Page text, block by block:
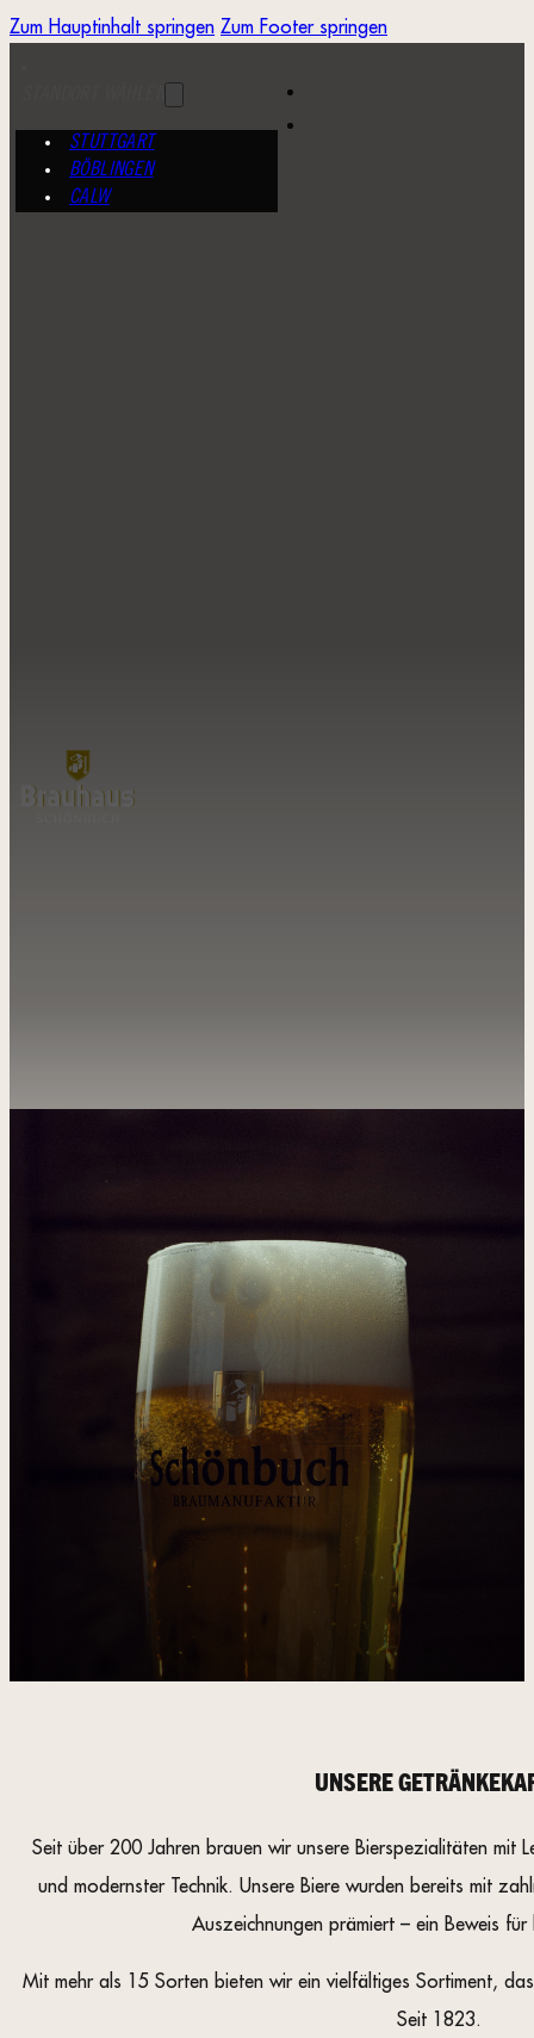
Zum Hauptinhalt springen Zum Footer springen
STUTTGART
BÖBLINGEN
CALW
UNSERE
Seit über 200 Jahren brauen wir unsere Bierspezialitäten mit
und modernster Technik. Unsere Biere wurden bereits mit
Auszeichnungen prämiert – ein Beweis
Mit mehr als 15 Sorten bieten wir ein vielfältiges Sortiment,
Seit 1823.